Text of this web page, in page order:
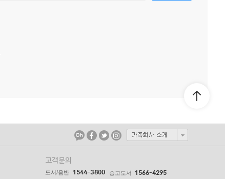
고객문의
도서/음반 1544-3800 중고도서 1566-4295